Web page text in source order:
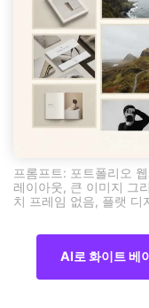
프롬프트: 포트폴리오
레이아웃, 큰 이미지 그
치 프레임 없음, 플랫
AI로 화이트 베